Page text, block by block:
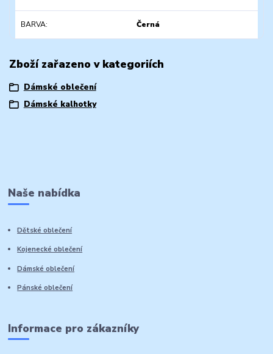
BARVA Černá
Zboží zařazeno v kategoriích
Dámské oblečení
Dámské kalhotky
Naše nabídka
Dětské oblečení
Kojenecké oblečení
Dámské oblečení
Pánské oblečení
Informace pro zákazníky